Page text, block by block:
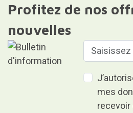
Profitez de nos
nouvelles
mes